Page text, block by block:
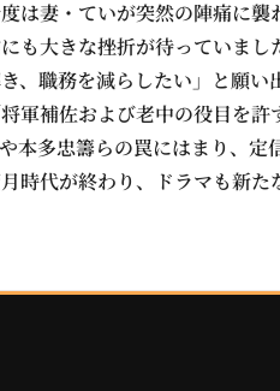
は妻・ていが突然の陣痛に
も大きな挫折が待っていま
、職務を減らしたい」と願
軍補佐および老中の役目を
多忠籌らの罠にはまり、定
代が終わり、ドラマも新た